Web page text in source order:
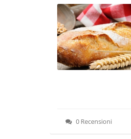
0 Recensioni